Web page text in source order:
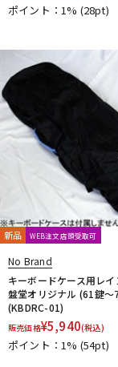
ポイント：1% (28pt)
新品 WEB注文店頭受取可
No Brand
キーボードケース用レ
盤堂オリジナル (61鍵～
(KBDRC-01)
販売価格¥5,940(税込)
ポイント：1% (54pt)